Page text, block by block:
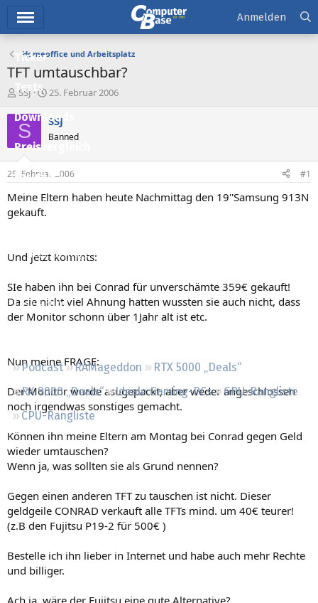
Ticker
Tests
Downloads
Preisvergleich
Forum
Aktuelles
Neue Beiträge
Leserartikel
Podcast RAMageddon
RTX 5000 „Deals“
RX 9000 „Deals“
Ideale Gaming-PCs
GPU-Rangliste
CPU-Rangliste
Anmelden
Homeoffice und Arbeitsplatz
TFT umtauschbar?
E
s
t
e
e
r
SSJ
E
s
e
t
a
25. Februar 2006
S SSJ
Banned
25. Februar 2006 #1
Meine Eltern haben heute Nachmittag den 19''Samsung 913N
gekauft.
Und jetzt kommts:
SIe haben ihn bei Conrad für unverschämte 359€ gekauft!
Da sie nicht viel Ahnung hatten wussten sie auch nicht, dass
der Monitor schonn über 1Jahr alt ist etc.
Nun meine FRAGE:
Der Monitor wurde asugepackt, aber weder angeschlossen
noch irgendwas sonstiges gemacht.
Können ihn meine Eltern am Montag bei Conrad gegen Geld
wieder umtauschen?
Wenn ja, was sollten sie als Grund nennen?
Gegen einen anderen TFT zu tauschen ist nicht. Dieser
geldgeile CONRAD verkauft alle TFTs mind. um 40€ teurer!
(z.B den Fujitsu P19-2 für 500€ )
Bestelle ich ihn lieber in Internet und habe auch mehr Rechte
und billiger.
Ach ja, wäre der Fujitsu eine gute Alternative?